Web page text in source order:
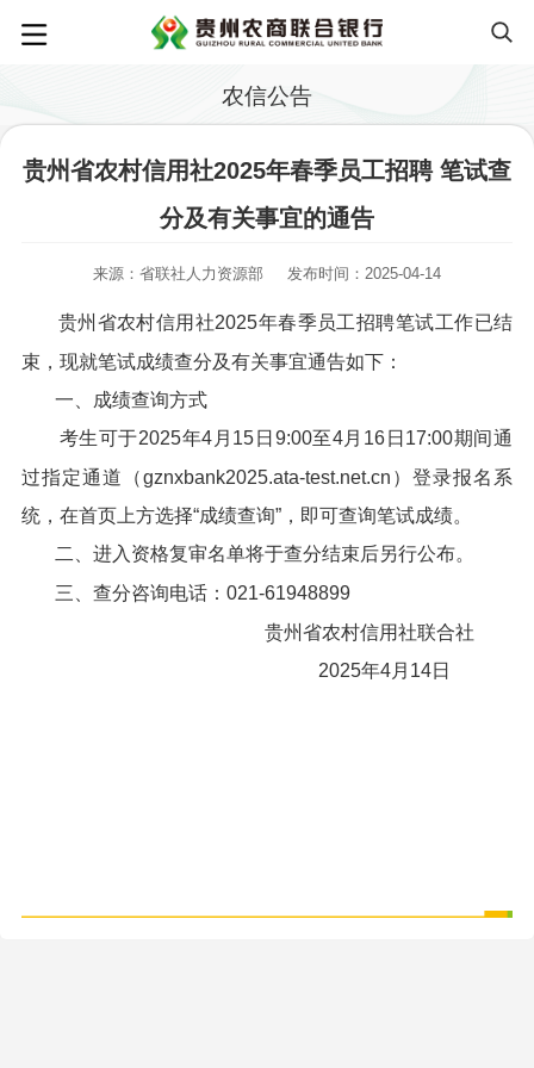
农信公告
贵州省农村信用社2025年春季员工招聘 笔试查
分及有关事宜的通告
来源：省联社人力资源部 发布时间：2025-04-14
贵州省农村信用社2025年春季员工招聘笔试工作已结
束，现就笔试成绩查分及有关事宜通告如下：
一、成绩查询方式
考生可于2025年4月15日9:00至4月16日17:00期间通
过指定通道（gznxbank2025.ata-test.net.cn）登录报名系
统，在首页上方选择“成绩查询”，即可查询笔试成绩。
二、进入资格复审名单将于查分结束后另行公布。
三、查分咨询电话：021-61948899
贵州省农村信用社联合社
2025年4月14日